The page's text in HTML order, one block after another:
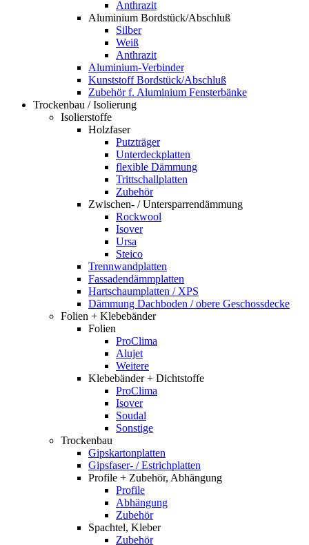
Anthrazit
Aluminium Bordstück/Abschluß
Silber
Weiß
Anthrazit
Aluminium-Verbinder
Kunststoff Bordstück/Abschluß
Zubehör f. Aluminium Fensterbänke
Trockenbau / Isolierung
Isolierstoffe
Holzfaser
Putzträger
Unterdeckplatten
flexible Dämmung
Trittschallplatten
Zubehör
Zwischen- / Untersparrendämmung
Rockwool
Isover
Ursa
Steico
Trennwandplatten
Fassadendämmplatten
Hartschaumplatten / XPS
Dämmung Dachboden / obere Geschossdecke
Folien + Klebebänder
Folien
ProClima
Alujet
Weitere
Klebebänder + Dichtstoffe
ProClima
Isover
Soudal
Sonstige
Trockenbau
Gipskartonplatten
Gipsfaser- / Estrichplatten
Profile + Zubehör, Abhängung
Profile
Abhängung
Zubehör
Spachtel, Kleber
Zubehör